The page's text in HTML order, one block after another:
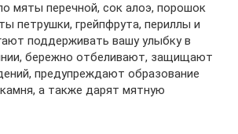
мяты перечной, сок алоэ, порошок
петрушки, грейпфрута, периллы и
поддерживать вашу улыбку в
бережно отбеливают, защищают
предупреждают образование
а также дарят мятную